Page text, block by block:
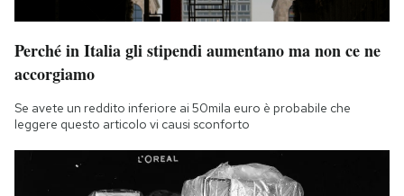
Perché in Italia gli stipendi aumentano ma non ce ne
accorgiamo
Se avete un reddito inferiore ai 50mila euro è probabile che
leggere questo articolo vi causi sconforto